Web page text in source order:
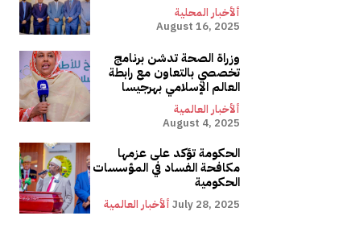
ألأخبار المحلية
August 16, 2025
وزراة الصحة تدشن برنامج
تخصصي بالتعاون مع رابطة
العالم الإسلامي بهرجيسا
ألأخبار العالمية
August 4, 2025
الحكومة تؤكد على عزمها
مكافحة الفساد في المؤسسات
الحكومية
ألأخبار العالمية July 28, 2025